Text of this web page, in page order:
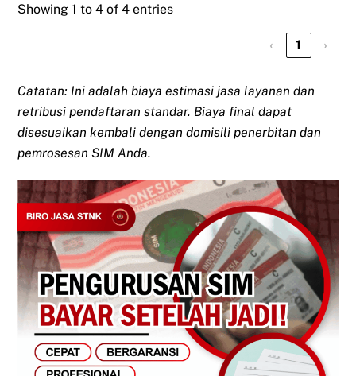
Showing 1 to 4 of 4 entries
‹ 1 ›
Catatan: Ini adalah biaya estimasi jasa layanan dan
retribusi pendaftaran standar. Biaya final dapat
disesuaikan kembali dengan domisili penerbitan dan
pemrosesan SIM Anda.